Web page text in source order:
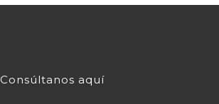
Consúltanos aquí